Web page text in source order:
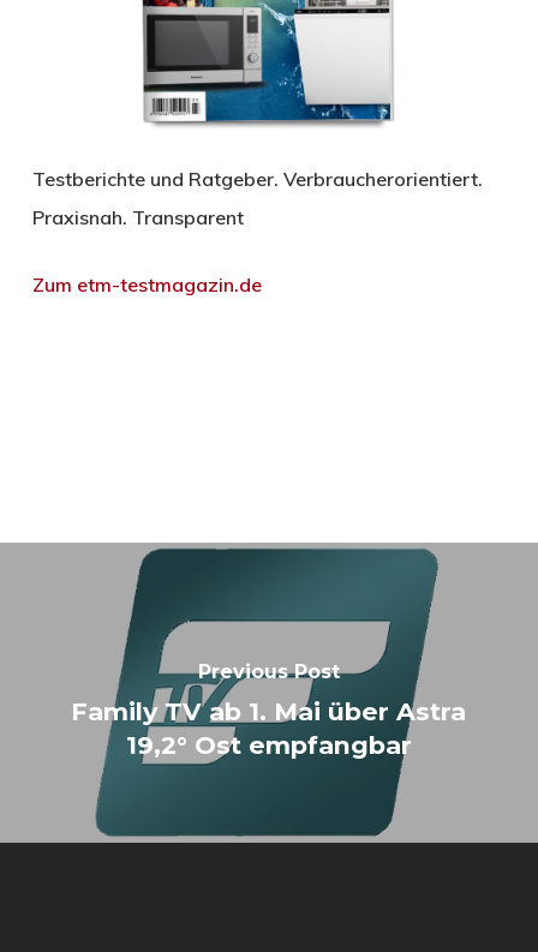
Testberichte und Ratgeber. Verbraucherorientiert.
Praxisnah. Transparent
Zum etm-testmagazin.de
Previous Post
Family TV ab 1. Mai über Astra
19,2° Ost empfangbar